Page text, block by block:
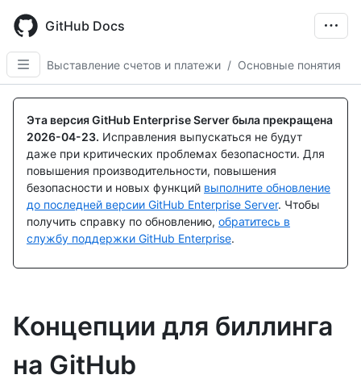
main
content
GitHub Docs
Выставление счетов и платежи / Основные понятия
Эта версия GitHub Enterprise Server была прекращена
2026-04-23. Исправления выпускаться не будут
даже при критических проблемах безопасности. Для
повышения производительности, повышения
безопасности и новых функций выполните обновление
до последней версии GitHub Enterprise Server. Чтобы
получить справку по обновлению, обратитесь в
службу поддержки GitHub Enterprise.
Концепции для биллинга
на GitHub